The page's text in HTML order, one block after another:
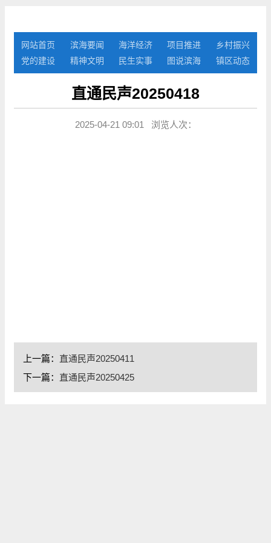
网站首页 滨海要闻 海洋经济 项目推进
乡村振兴
党的建设
精神文明 民生实事 图说滨海 镇区动态
直通民声20250418
2025-04-21 09:01 浏览人次：
上一篇： 直通民声20250411
下一篇： 直通民声20250425